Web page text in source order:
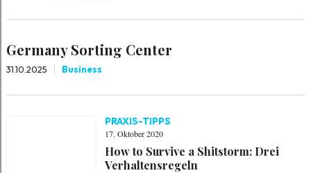
Germany Sorting Center
31.10.2025 Business
PRAXIS-TIPPS
17. Oktober 2020
How to Survive a Shitstorm: Drei
Verhaltensregeln